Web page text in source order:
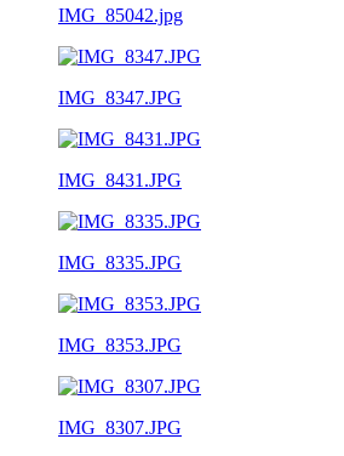
IMG_85042.jpg
IMG_8347.JPG
IMG_8431.JPG
IMG_8335.JPG
IMG_8353.JPG
IMG_8307.JPG